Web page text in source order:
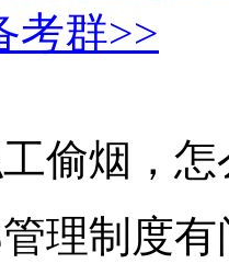
考群>>
烟，怎
制度有